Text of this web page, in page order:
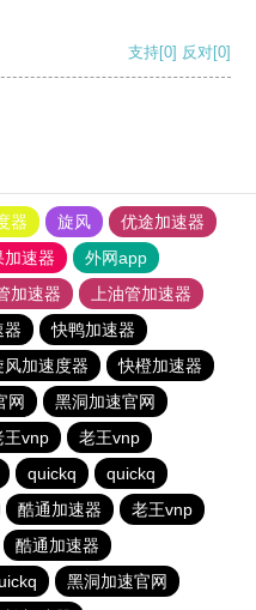
支持[0] 反对[0]
器 旋风
优途加速器
加速器
外网app
加速器
上油管加速器
器
快鸭加速器
风加速度器
快橙加速器
网
黑洞加速官网
王vnp
老王vnp
quickq
quickq
酷通加速器
老王vnp
酷通加速器
黑洞加速官网